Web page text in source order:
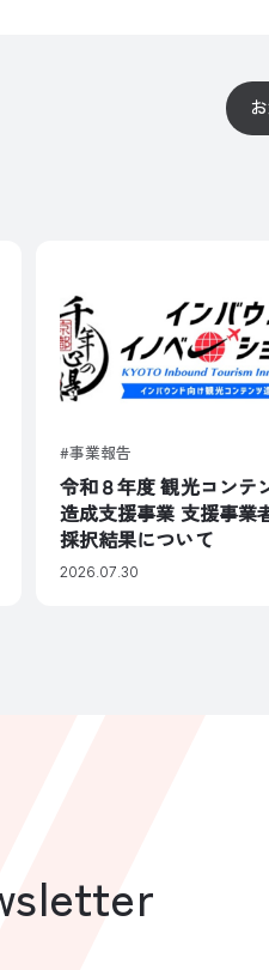
事業報告
令和８年度 観光コンテ
造成支援事業 支援事業
採択結果について
2026.07.30